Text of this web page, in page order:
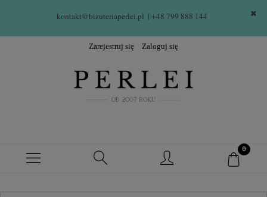
kontakt@bizuteriaperlei.pl | +48 799 888 144
Zarejestruj się Zaloguj się